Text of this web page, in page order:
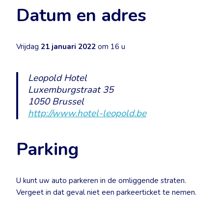
Datum en adres
Vrijdag 21 januari 2022 om 16 u
Leopold Hotel
Luxemburgstraat 35
1050 Brussel
http://www.hotel-leopold.be
Parking
U kunt uw auto parkeren in de omliggende straten.
Vergeet in dat geval niet een parkeerticket te nemen.